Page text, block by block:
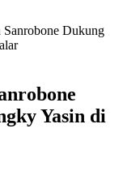
Sanrobone Dukung
Yasin di